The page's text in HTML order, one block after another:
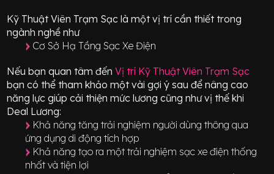
Kỹ Thuật Viên Trạm Sạc là một vị trícần thiết trong
ngành nghề như
Cơ Sở Hạ Tầng Sạc Xe Điện
Nếu bạn quan tâm đến Vị trí Kỹ Thuật Viên Trạm Sạc
bạn có thể tham khảo một vài gợi ý sau để nâng cao
năng lực giúp cải thiện mức lương cũng như vị thế khi
Deal Lương:
Khả năng tăng trải nghiệm người dùng thông qua
ứng dụng di động tích hợp
Khả năng tạo ra một trải nghiệm sạc xe điện thống
nhất và tiện lợi